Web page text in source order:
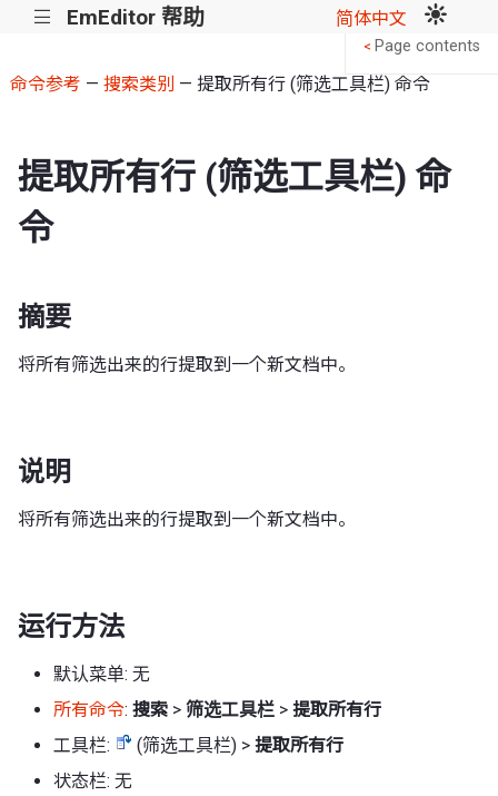
||| EmEditor 帮助 简体中文
命令参考 — 搜索类别 — 提取所有行 (筛选工具栏) 命令
提取所有行 (筛选工具栏) 命
令
摘要
将所有筛选出来的行提取到一个新文档中。
说明
将所有筛选出来的行提取到一个新文档中。
运行方法
默认菜单: 无
所有命令: 搜索 > 筛选工具栏 > 提取所有行
工具栏:
(筛选工具栏) > 提取所有行
状态栏: 无
< Page contents